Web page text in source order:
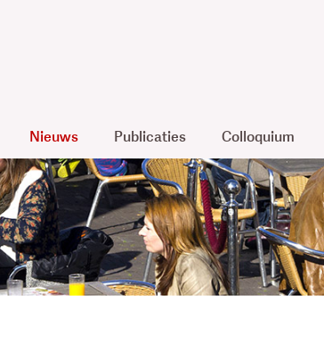
Nieuws Publicaties Colloquium